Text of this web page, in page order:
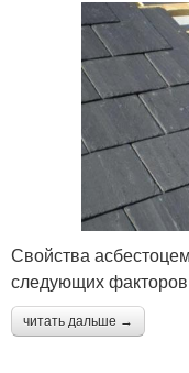
Свойства
следующих
читать дальше →